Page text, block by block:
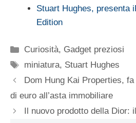
Stuart Hughes, presenta
Edition
Categorie
Curiosità, Gadget preziosi
Tag
miniatura, Stuart Hughes
Dom Hung Kai Properties,
di euro all’asta immobiliare
Il nuovo prodotto della